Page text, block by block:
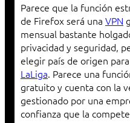
Parece que la función
de Firefox será una VPN
mensual bastante
privacidad y seguridad,
elegir país de origen
LaLiga. Parece una
gratuito y cuenta con la
gestionado por una
confianza que la